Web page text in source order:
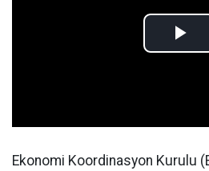
Ekonomi Koordinasyon Kurulu